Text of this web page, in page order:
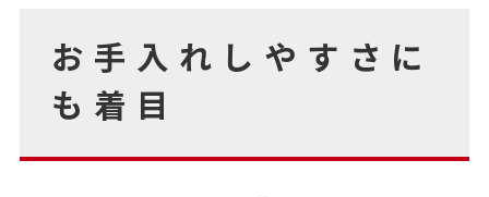
お手入れしやすさに
も着目